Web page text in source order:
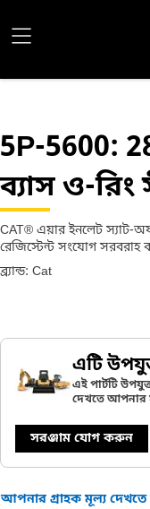
5P-5600:
ব্যাস ও-রিং
CAT® এয়ার ইনলেট স্যাট-
রেজিস্টেন্ট সংযোগ সরবরাহ
ব্র্যান্ড: Cat
এটি
এই পার্টটি
দেখতে আপনার
সরঞ্জাম যোগ করুন
আপনার গ্রাহক মূল্য